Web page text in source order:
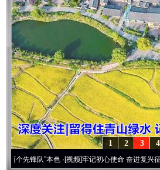
4
3
2
1
队”本色·[视频]牢记初心使命 奋进复兴征程丨宝